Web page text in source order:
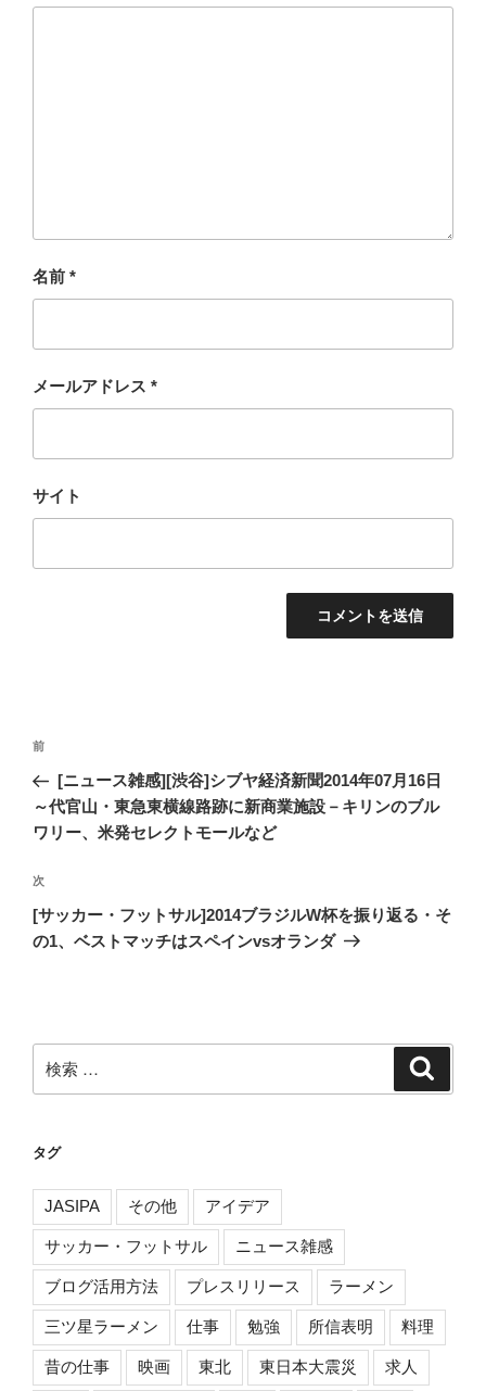
名前 *
メールアドレス *
サイト
投
ナ
ビ
ー
シ
ョ
過
去
投
前
[ニュース雑感][渋谷]シブヤ経済新聞2014年07月16日
～代官山・東急東横線路跡に新商業施設－キリンのブル
ワリー、米発セレクトモールなど
次
の
投
次
[サッカー・フットサル]2014ブラジルW杯を振り返る・そ
の1、ベストマッチはスペインvsオランダ
索:
タグ
JASIPA その他 アイデア
サッカー・フットサル ニュース雑感
ブログ活用方法 プレスリリース ラーメン
三ツ星ラーメン 仕事 勉強 所信表明 料理
昔の仕事 映画 東北 東日本大震災 求人